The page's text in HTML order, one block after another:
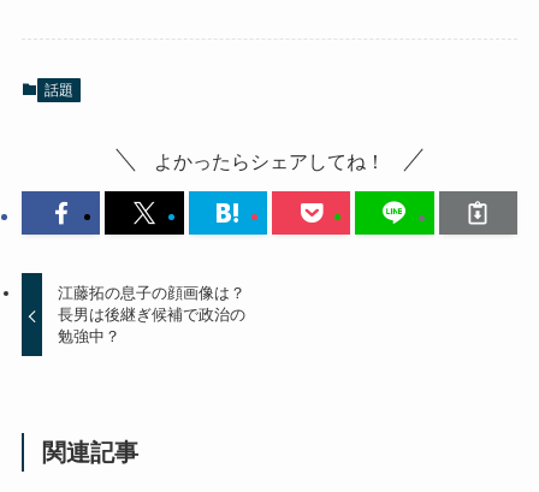
話題
よかったらシェアしてね！
江藤拓の息子の顔画像は？
長男は後継ぎ候補で政治の
勉強中？
関連記事